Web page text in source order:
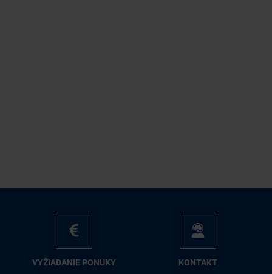
VY­ŽIA­DA­NIE PO­NU­KY KON­TAKT